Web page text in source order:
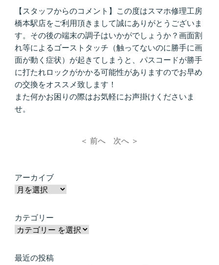
【スタッフからのコメント】この度はスマホ修理工房
橋本駅店をご利用頂きまして誠にありがとうございま
す。その後の端末の調子はいかがでしょうか？画面割
れ等によるゴーストタッチ（触ってないのに勝手に画
面が動く症状）が起きてしまうと、パスコードが勝手
に打たれロックがかかる可能性がありますのでお早め
の交換をオススメ致します！
また何かお困りの際はお気軽にお声掛けくださいま
せ。
＜ 前へ 次へ ＞
アーカイブ
カテゴリー
最近の投稿